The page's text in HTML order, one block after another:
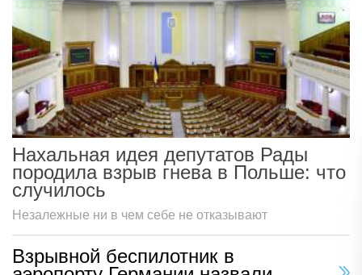
Нахальная идея депутатов Рады
породила взрыв гнева в Польше: что
случилось
Незалежные ни в чем себе не отказывают
Взрывной беспилотник в